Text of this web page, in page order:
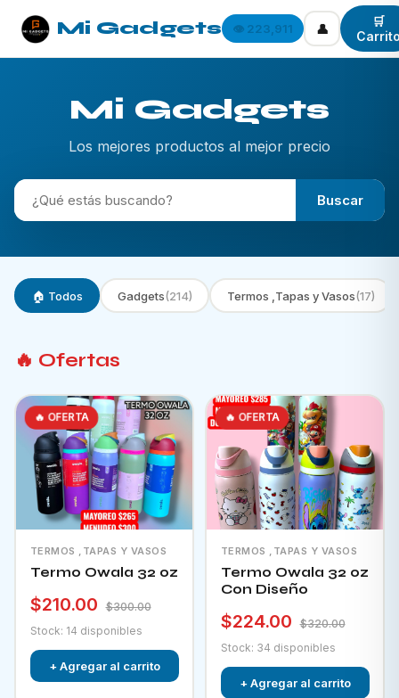
Mi Gadgets 👁️ 223,911 👤
🛒
Mi Gadgets
Los mejores productos al mejor precio
Buscar
🏠 Todos Gadgets(214) Termos ,Tapas y Vasos(17)
🔥 Ofertas
🔥 OFERTA
TERMOS ,TAPAS Y VASOS
Termo Owala 32 oz
$210.00
$300.00
Stock: 14 disponibles
+ Agregar al carrito
🔥 OFERTA
TERMOS ,TAPAS Y VASOS
Termo Owala 32 oz
Con Diseño
$224.00
$320.00
Stock: 34 disponibles
+ Agregar al carrito